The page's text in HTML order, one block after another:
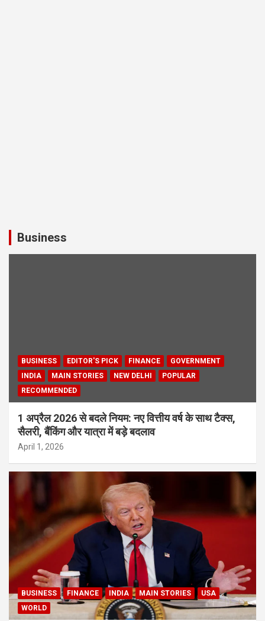
Business
BUSINESS EDITOR'S PICK FINANCE
GOVERNMENT
INDIA
MAIN STORIES NEW DELHI
POPULAR
RECOMMENDED
1 अप्रैल 2026 से बदले नियम: नए वित्तीय वर्ष के साथ टैक्स,
सैलरी, बैंकिंग और यात्रा में बड़े बदलाव
April 1, 2026
BUSINESS FINANCE INDIA MAIN STORIES
USA
WORLD